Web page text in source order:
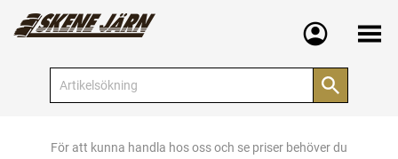
Meny
För att kunna handla hos oss och se priser behöver du